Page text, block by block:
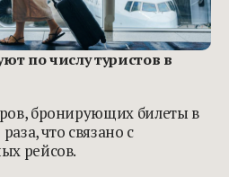
по числу туристов в
бронирующих билеты в
что связано с
рейсов.